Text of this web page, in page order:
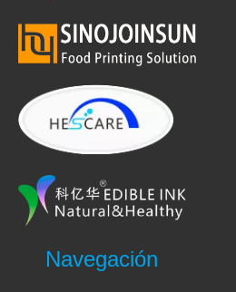
Navegación